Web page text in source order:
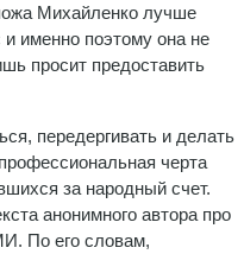
Михайленко лучше
и именно поэтому она не
просит предоставить
передергивать и делать
черта
за народный счет.
анонимного автора про
По его словам,